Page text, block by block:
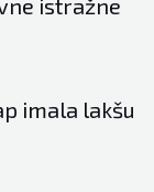
istražne
imala lakšu